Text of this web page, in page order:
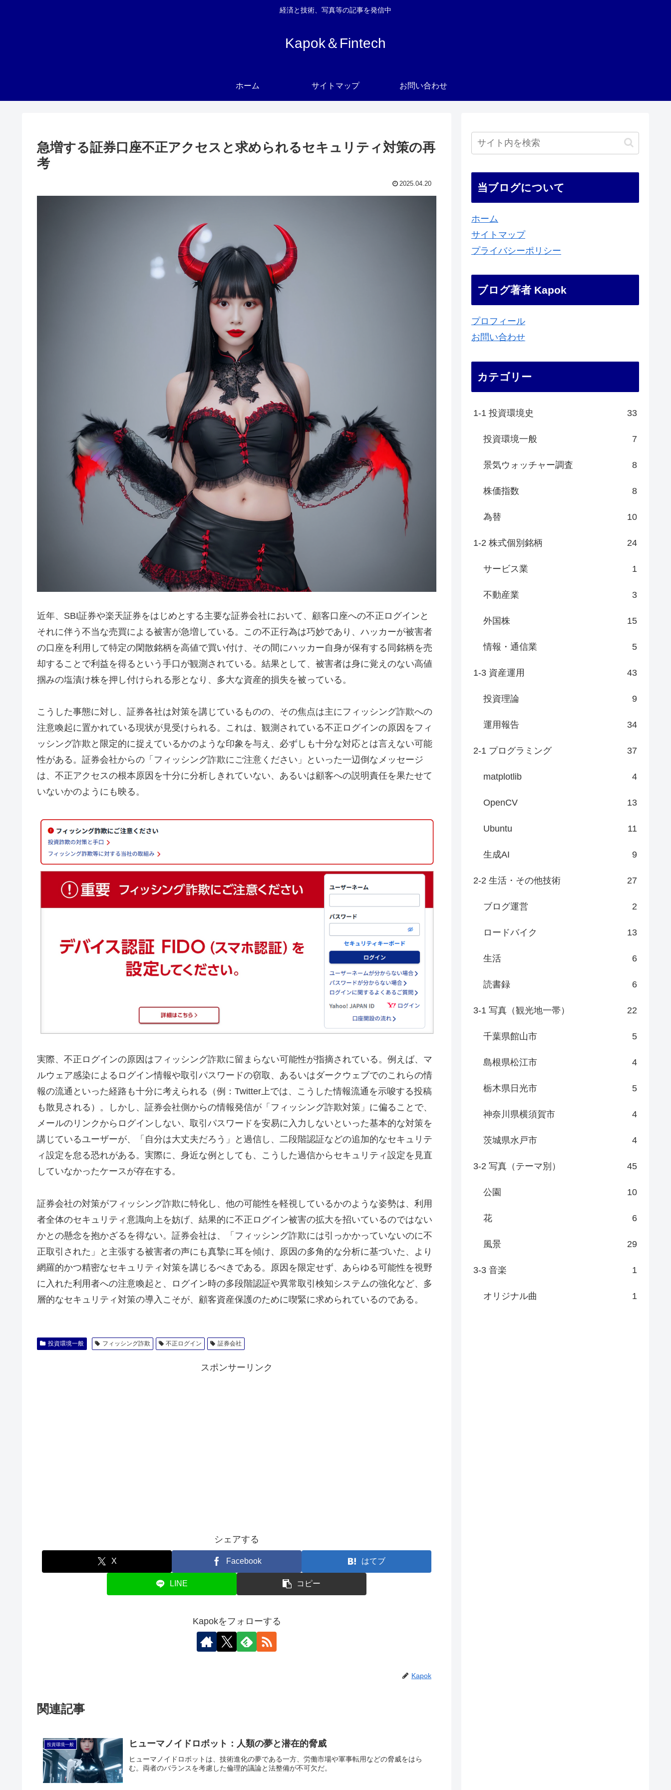
経済と技術、写真等の記事を発信中
Kapok＆Fintech
ホーム サイトマップ お問い合わせ
急増する証券口座不正アクセスと求められるセキュリティ対策の再
考
2025.04.20
近年、SBI証券や楽天証券をはじめとする主要な証券会社において、顧客口座への不正ログインと
それに伴う不当な売買による被害が急増している。この不正行為は巧妙であり、ハッカーが被害者
の口座を利用して特定の閑散銘柄を高値で買い付け、その間にハッカー自身が保有する同銘柄を売
却することで利益を得るという手口が観測されている。結果として、被害者は身に覚えのない高値
掴みの塩漬け株を押し付けられる形となり、多大な資産的損失を被っている。
こうした事態に対し、証券各社は対策を講じているものの、その焦点は主にフィッシング詐欺への
注意喚起に置かれている現状が見受けられる。これは、観測されている不正ログインの原因をフィ
ッシング詐欺と限定的に捉えているかのような印象を与え、必ずしも十分な対応とは言えない可能
性がある。証券会社からの「フィッシング詐欺にご注意ください」といった一辺倒なメッセージ
は、不正アクセスの根本原因を十分に分析しきれていない、あるいは顧客への説明責任を果たせて
いないかのようにも映る。
実際、不正ログインの原因はフィッシング詐欺に留まらない可能性が指摘されている。例えば、マ
ルウェア感染によるログイン情報や取引パスワードの窃取、あるいはダークウェブでのこれらの情
報の流通といった経路も十分に考えられる（例：Twitter上では、こうした情報流通を示唆する投稿
も散見される）。しかし、証券会社側からの情報発信が「フィッシング詐欺対策」に偏ることで、
メールのリンクからログインしない、取引パスワードを安易に入力しないといった基本的な対策を
講じているユーザーが、「自分は大丈夫だろう」と過信し、二段階認証などの追加的なセキュリテ
ィ設定を怠る恐れがある。実際に、身近な例としても、こうした過信からセキュリティ設定を見直
していなかったケースが存在する。
証券会社の対策がフィッシング詐欺に特化し、他の可能性を軽視しているかのような姿勢は、利用
者全体のセキュリティ意識向上を妨げ、結果的に不正ログイン被害の拡大を招いているのではない
かとの懸念を抱かざるを得ない。証券会社は、「フィッシング詐欺には引っかかっていないのに不
正取引された」と主張する被害者の声にも真摯に耳を傾け、原因の多角的な分析に基づいた、より
網羅的かつ精密なセキュリティ対策を講じるべきである。原因を限定せず、あらゆる可能性を視野
に入れた利用者への注意喚起と、ログイン時の多段階認証や異常取引検知システムの強化など、多
層的なセキュリティ対策の導入こそが、顧客資産保護のために喫緊に求められているのである。
投資環境一般 フィッシング詐欺 不正ログイン 証券会社
スポンサーリンク
シェアする
X Facebook はてブ
LINE コピー
Kapokをフォローする
Kapok
関連記事
投資環境一般 ヒューマノイドロボット：人類の夢と潜在的脅威
ヒューマノイドロボットは、技術進化の夢である一方、労働市場や軍事転用などの脅威をはら
む。両者のバランスを考慮した倫理的議論と法整備が不可欠だ。
当ブログについて
ホーム
サイトマップ
プライバシーポリシー
ブログ著者 Kapok
プロフィール
お問い合わせ
カテゴリー
1-1 投資環境史 33
投資環境一般 7
景気ウォッチャー調査 8
株価指数 8
為替 10
1-2 株式個別銘柄 24
サービス業 1
不動産業 3
外国株 15
情報・通信業 5
1-3 資産運用 43
投資理論 9
運用報告 34
2-1 プログラミング 37
matplotlib 4
OpenCV 13
Ubuntu 11
生成AI 9
2-2 生活・その他技術 27
ブログ運営 2
ロードバイク 13
生活 6
読書録 6
3-1 写真（観光地一帯） 22
千葉県館山市 5
島根県松江市 4
栃木県日光市 5
神奈川県横須賀市 4
茨城県水戸市 4
3-2 写真（テーマ別） 45
公園 10
花 6
風景 29
3-3 音楽 1
オリジナル曲 1